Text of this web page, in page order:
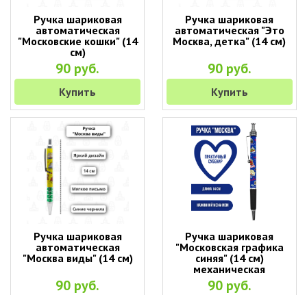
Ручка шариковая
автоматическая
"Московские кошки" (14
см)
90 руб.
Купить
Ручка шариковая
автоматическая "Это
Москва, детка" (14 см)
90 руб.
Купить
Ручка шариковая
автоматическая
"Москва виды" (14 см)
90 руб.
Ручка шариковая
"Московская графика
синяя" (14 см)
механическая
90 руб.